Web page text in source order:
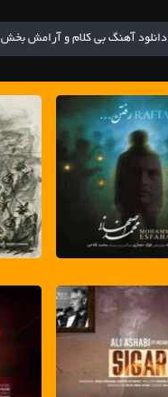
دانلود آهنگ بی کلام و آرامش بخش